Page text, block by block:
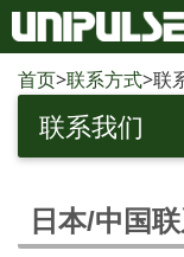
首页>联系方式>联
联系我们
日本/中国